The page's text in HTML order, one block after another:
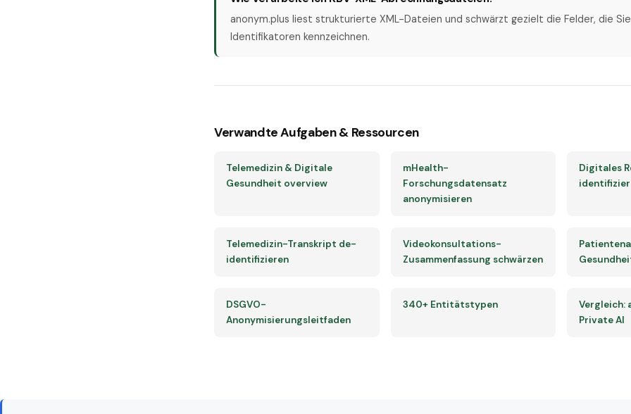
anonym.plus liest strukturierte XML-Dateien und schwärzt gezielt die Felder, die
Identifikatoren kennzeichnen.
Verwandte Aufgaben & Ressourcen
Telemedizin & Digitale
Gesundheit overview
mHealth-
Forschungsdatensatz
anonymisieren
Digitales
Telemedizin-Transkript de-
identifizieren
Videokonsultations-
Zusammenfassung schwärzen
DSGVO-
Anonymisierungsleitfaden
340+ Entitätstypen
Vergleich:
Private AI